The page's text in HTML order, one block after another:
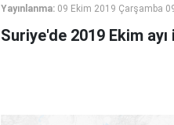
Yayınlanma: 09 Ekim 2019 Çarşamba
Suriye'de 2019 Ekim